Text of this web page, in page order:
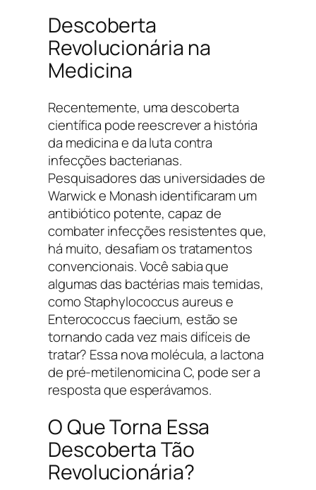
Descoberta
Revolucionária na
Medicina
Recentemente, uma descoberta
científica pode reescrever a história
da medicina e da luta contra
infecções bacterianas.
Pesquisadores das universidades de
Warwick e Monash identificaram um
antibiótico potente, capaz de
combater infecções resistentes que,
há muito, desafiam os tratamentos
convencionais. Você sabia que
algumas das bactérias mais temidas,
comoStaphylococcus aureuse
Enterococcus faecium, estão se
tornando cada vez mais difíceis de
tratar? Essa nova molécula, a lactona
de pré-metilenomicina C, pode ser a
resposta que esperávamos.
O Que Torna Essa
Descoberta Tão
Revolucionária?